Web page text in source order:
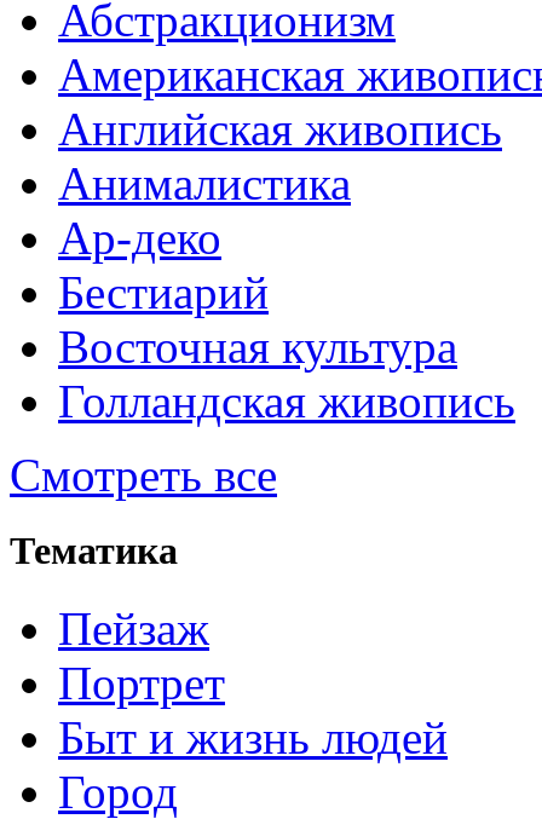
Абстракционизм
Американская
Английская живопись
Анималистика
Ар-деко
Бестиарий
Восточная культура
Голландская живопись
Смотреть все
Тематика
Пейзаж
Портрет
Быт и жизнь людей
Город